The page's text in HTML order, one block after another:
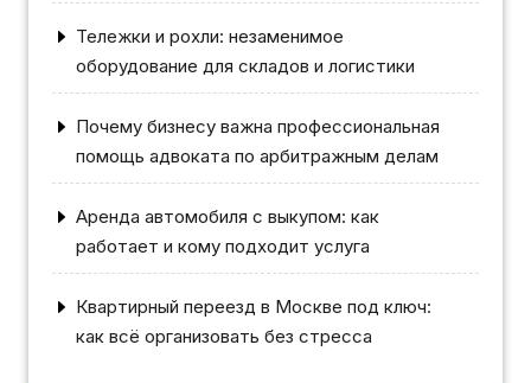
Тележки и рохли: незаменимое
оборудование для складов и логистики
Почему бизнесу важна профессиональная
помощь адвоката по арбитражным делам
Аренда автомобиля с выкупом: как
работает и кому подходит услуга
Квартирный переезд в Москве под ключ:
как всё организовать без стресса